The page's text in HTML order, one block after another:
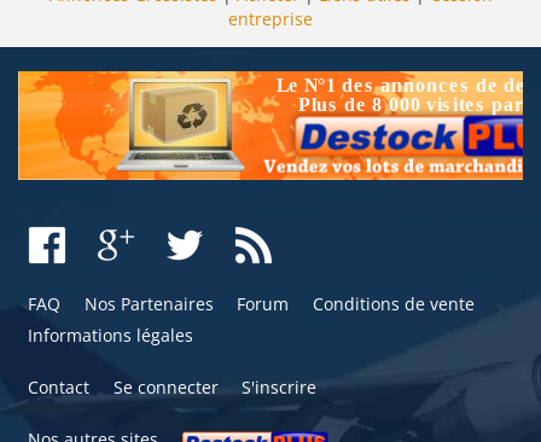
entreprise
FAQ Nos Partenaires Forum
Conditions de vente
Informations légales
Contact Se connecter S'inscrire